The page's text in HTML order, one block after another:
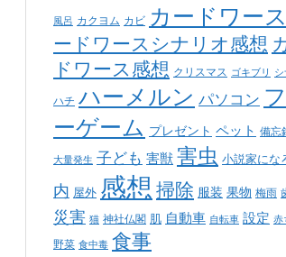
風呂 カクヨム カビ カードワース
ードワースシナリオ感想
ドワース感想 クリスマス ゴキブリ
ハチ ハーメルン パソコン
ーゲーム プレゼント ペット 備忘
大量発生 子ども 害獣 害虫 小説家にな
内 屋外 感想 掃除 服装 果物 梅雨
災害 猫 神社仏閣 肌 自動車 自転車 設定 赤
野菜 食中毒 食事